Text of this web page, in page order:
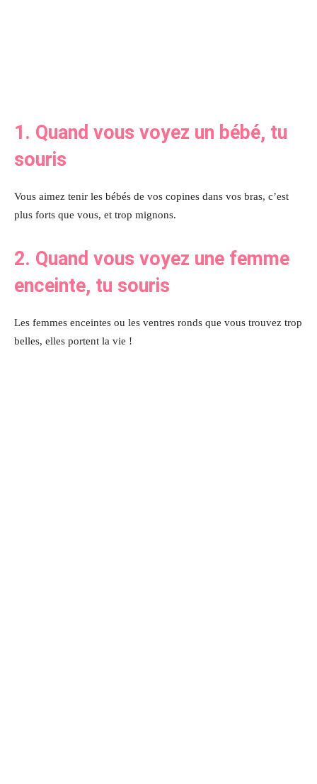
1. Quand vous voyez un bébé, tu
souris
Vous aimez tenir les bébés de vos copines dans vos bras, c’est
plus forts que vous, et trop mignons.
2. Quand vous voyez une femme
enceinte, tu souris
Les femmes enceintes ou les ventres ronds que vous trouvez trop
belles, elles portent la vie !